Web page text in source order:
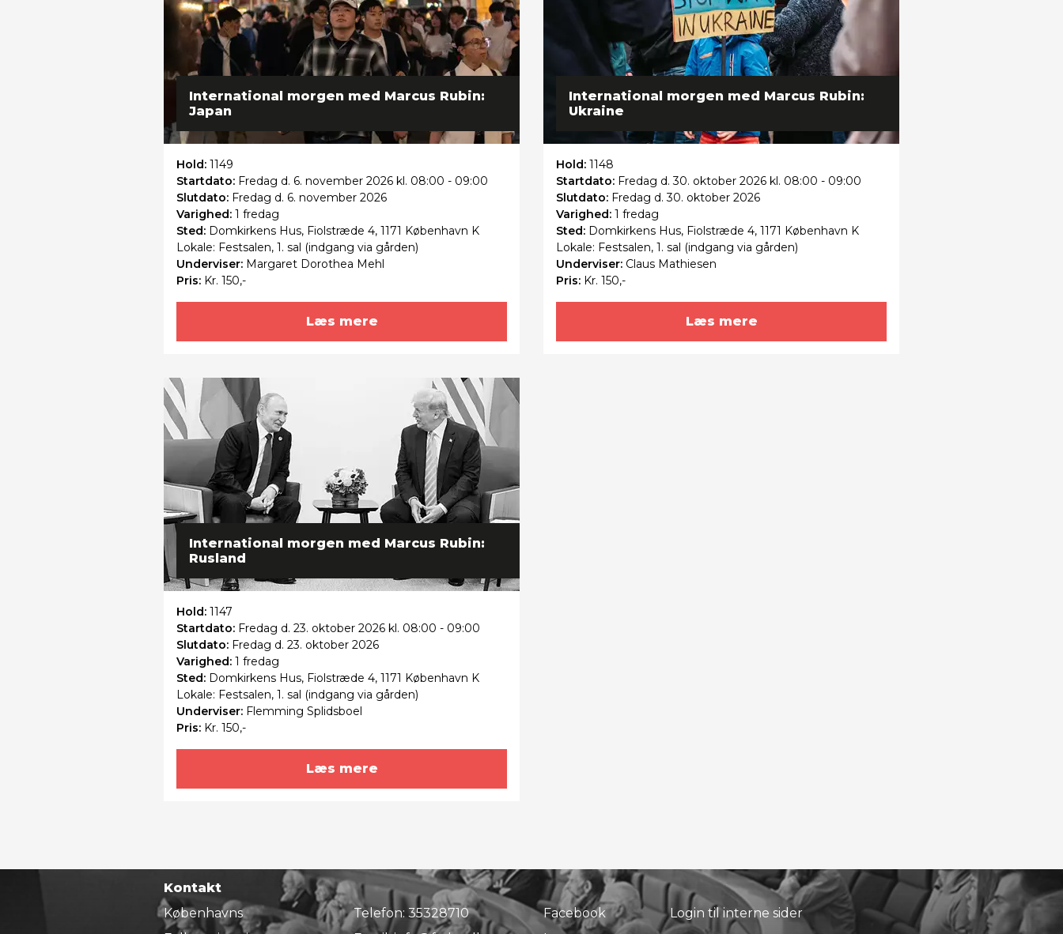
International morgen med Marcus Rubin:
Japan
Hold: 1149
Startdato: Fredag d. 6. november 2026 kl. 08:00 - 09:00
Slutdato: Fredag d. 6. november 2026
Varighed: 1 fredag
Sted: Domkirkens Hus, Fiolstræde 4, 1171 København K
Lokale: Festsalen, 1. sal (indgang via gården)
Underviser: Margaret Dorothea Mehl
Pris: Kr. 150,-
Læs mere
International morgen med Marcus Rubin:
Ukraine
Hold: 1148
Startdato: Fredag d. 30. oktober 2026 kl. 08:00 - 09:00
Slutdato: Fredag d. 30. oktober 2026
Varighed: 1 fredag
Sted: Domkirkens Hus, Fiolstræde 4, 1171 København K
Lokale: Festsalen, 1. sal (indgang via gården)
Underviser: Claus Mathiesen
Pris: Kr. 150,-
Læs mere
International morgen med Marcus Rubin:
Rusland
Hold: 1147
Startdato: Fredag d. 23. oktober 2026 kl. 08:00 - 09:00
Slutdato: Fredag d. 23. oktober 2026
Varighed: 1 fredag
Sted: Domkirkens Hus, Fiolstræde 4, 1171 København K
Lokale: Festsalen, 1. sal (indgang via gården)
Underviser: Flemming Splidsboel
Pris: Kr. 150,-
Læs mere
Kontakt
Københavns
Telefon: 35328710
Facebook
Login til interne sider